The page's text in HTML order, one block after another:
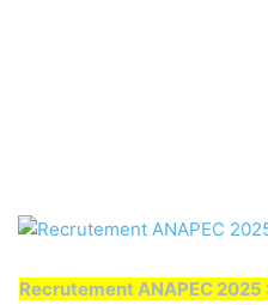
Recrutement ANAPEC